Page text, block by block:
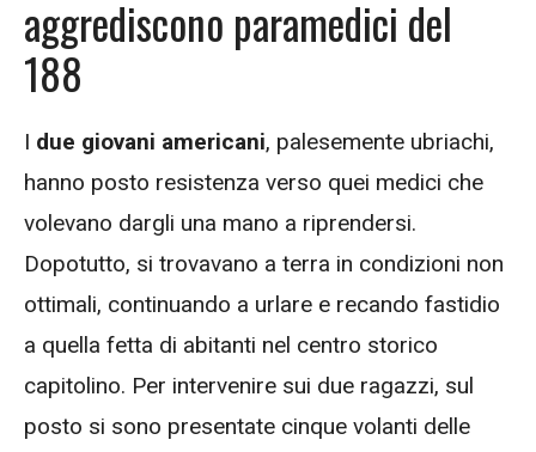
aggrediscono paramedici del
188
I due giovani americani, palesemente ubriachi,
hanno posto resistenza verso quei medici che
volevano dargli una mano a riprendersi.
Dopotutto, si trovavano a terra in condizioni non
ottimali, continuando a urlare e recando fastidio
a quella fetta di abitanti nel centro storico
capitolino. Per intervenire sui due ragazzi, sul
posto si sono presentate cinque volanti delle